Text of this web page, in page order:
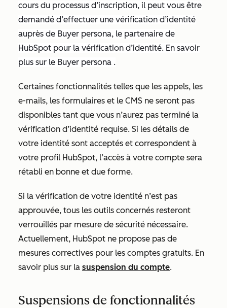
cours du processus d’inscription, il peut vous être
demandé d’effectuer une vérification d’identité
auprès de Buyer persona, le partenaire de
HubSpot pour la vérification d’identité. En savoir
plus sur le Buyer persona .
Certaines fonctionnalités telles que les appels, les
e-mails, les formulaires et le CMS ne seront pas
disponibles tant que vous n’aurez pas terminé la
vérification d’identité requise. Si les détails de
votre identité sont acceptés et correspondent à
votre profil HubSpot, l’accès à votre compte sera
rétabli en bonne et due forme.
Si la vérification de votre identité n’est pas
approuvée, tous les outils concernés resteront
verrouillés par mesure de sécurité nécessaire.
Actuellement, HubSpot ne propose pas de
mesures correctives pour les comptes gratuits. En
savoir plus sur la suspension du compte.
Suspensions de fonctionnalités